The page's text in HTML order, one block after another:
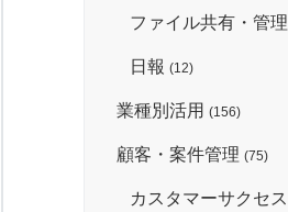
ファイル共有・管理
日報 (12)
業種別活用 (156)
顧客・案件管理 (75)
カスタマーサクセス